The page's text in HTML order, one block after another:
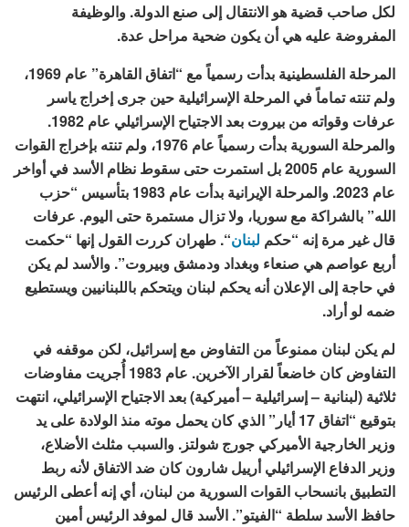
لكل صاحب قضية هو الانتقال إلى صنع الدولة. والوظيفة
المفروضة عليه هي أن يكون ضحية مراحل عدة.
المرحلة الفلسطينية بدأت رسمياً مع “اتفاق القاهرة” عام 1969،
ولم تنته تماماً في المرحلة الإسرائيلية حين جرى إخراج ياسر
عرفات وقواته من بيروت بعد الاجتياح الإسرائيلي عام 1982.
والمرحلة السورية بدأت رسمياً عام 1976، ولم تنته بإخراج القوات
السورية عام 2005 بل استمرت حتى سقوط نظام الأسد في أواخر
عام 2023. والمرحلة الإيرانية بدأت عام 1983 بتأسیس “حزب
الله” بالشراكة مع سوريا، ولا تزال مستمرة حتى اليوم. عرفات
قال غير مرة إنه “حكم لبنان“. طهران كررت القول إنها “حكمت
أربع عواصم هي صنعاء وبغداد ودمشق وبيروت”. والأسد لم يكن
في حاجة إلى الإعلان أنه يحكم لبنان ويتحكم باللبنانيين ويستطيع
ضمه لو أراد.
لم يكن لبنان ممنوعاً من التفاوض مع إسرائیل، لكن موقفه في
التفاوض كان خاضعاً لقرار الآخرين. عام 1983 أُجريت مفاوضات
ثلاثية (لبنانية – إسرائيلية – أميركية) بعد الاجتياح الإسرائيلي، انتهت
بتوقيع “اتفاق 17 أیار” الذي كان يحمل موته منذ الولادة على يد
وزير الخارجية الأميركي جورج شولتز. والسبب مثلث الأضلاع،
وزير الدفاع الإسرائيلي أرييل شارون كان ضد الاتفاق لأنه ربط
التطبيق بانسحاب القوات السورية من لبنان، أي إنه أعطى الرئيس
حافظ الأسد سلطة “الفيتو”. الأسد قال لموفد الرئيس أمين